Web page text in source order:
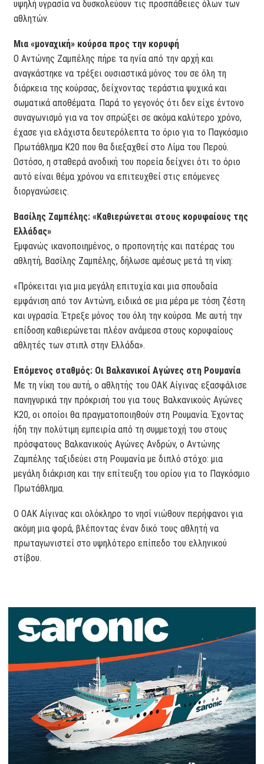
υψηλή υγρασία να δυσκολεύουν τις προσπάθειες όλων των
αθλητών.
Μια «μοναχική» κούρσα προς την κορυφή
Ο Αντώνης Ζαμπέλης πήρε τα ηνία από την αρχή και
αναγκάστηκε να τρέξει ουσιαστικά μόνος του σε όλη τη
διάρκεια της κούρσας, δείχνοντας τεράστια ψυχικά και
σωματικά αποθέματα. Παρά το γεγονός ότι δεν είχε έντονο
συναγωνισμό για να τον σπρώξει σε ακόμα καλύτερο χρόνο,
έχασε για ελάχιστα δευτερόλεπτα το όριο για το Παγκόσμιο
Πρωτάθλημα Κ20 που θα διεξαχθεί στο Λίμα του Περού.
Ωστόσο, η σταθερά ανοδική του πορεία δείχνει ότι το όριο
αυτό είναι θέμα χρόνου να επιτευχθεί στις επόμενες
διοργανώσεις.
Βασίλης Ζαμπέλης: «Καθιερώνεται στους κορυφαίους της
Ελλάδας»
Εμφανώς ικανοποιημένος, ο προπονητής και πατέρας του
αθλητή, Βασίλης Ζαμπέλης, δήλωσε αμέσως μετά τη νίκη:
«Πρόκειται για μια μεγάλη επιτυχία και μια σπουδαία
εμφάνιση από τον Αντώνη, ειδικά σε μια μέρα με τόση ζέστη
και υγρασία. Έτρεξε μόνος του όλη την κούρσα. Με αυτή την
επίδοση καθιερώνεται πλέον ανάμεσα στους κορυφαίους
αθλητές των στιπλ στην Ελλάδα».
Επόμενος σταθμός: Οι Βαλκανικοί Αγώνες στη Ρουμανία
Με τη νίκη του αυτή, ο αθλητής του ΟΑΚ Αίγινας εξασφάλισε
πανηγυρικά την πρόκρισή του για τους Βαλκανικούς Αγώνες
Κ20, οι οποίοι θα πραγματοποιηθούν στη Ρουμανία. Έχοντας
ήδη την πολύτιμη εμπειρία από τη συμμετοχή του στους
πρόσφατους Βαλκανικούς Αγώνες Ανδρών, ο Αντώνης
Ζαμπέλης ταξιδεύει στη Ρουμανία με διπλό στόχο: μια
μεγάλη διάκριση και την επίτευξη του ορίου για το Παγκόσμιο
Πρωτάθλημα.
Ο ΟΑΚ Αίγινας και ολόκληρο το νησί νιώθουν περήφανοι για
ακόμη μια φορά, βλέποντας έναν δικό τους αθλητή να
πρωταγωνιστεί στο υψηλότερο επίπεδο του ελληνικού
στίβου.